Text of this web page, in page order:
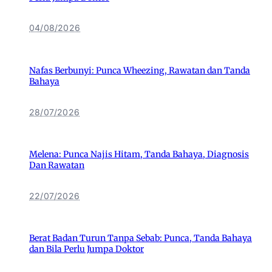
04/08/2026
Nafas Berbunyi: Punca Wheezing, Rawatan dan Tanda
Bahaya
28/07/2026
Melena: Punca Najis Hitam, Tanda Bahaya, Diagnosis
Dan Rawatan
22/07/2026
Berat Badan Turun Tanpa Sebab: Punca, Tanda Bahaya
dan Bila Perlu Jumpa Doktor